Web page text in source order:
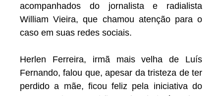
acompanhados do jornalista e radialista
William Vieira, que chamou atenção para o
caso em suas redes sociais.
Herlen Ferreira, irmã mais velha de Luís
Fernando, falou que, apesar da tristeza de ter
perdido a mãe, ficou feliz pela iniciativa do